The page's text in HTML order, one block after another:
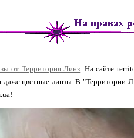
от Территория Линз. На сайте
цветные линзы. В "Территории